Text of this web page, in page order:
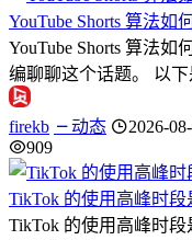
YouTube Shorts 算法
YouTube Shorts 算法
编聊聊这个话题。 以下
firekb 动态
2026-
909
TikTok 的使用高峰时段
TikTok 的使用高峰时